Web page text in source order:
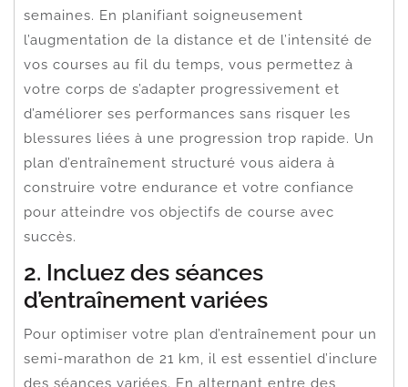
semaines. En planifiant soigneusement
l’augmentation de la distance et de l’intensité de
vos courses au fil du temps, vous permettez à
votre corps de s’adapter progressivement et
d’améliorer ses performances sans risquer les
blessures liées à une progression trop rapide. Un
plan d’entraînement structuré vous aidera à
construire votre endurance et votre confiance
pour atteindre vos objectifs de course avec
succès.
2. Incluez des séances
d’entraînement variées
Pour optimiser votre plan d’entraînement pour un
semi-marathon de 21 km, il est essentiel d’inclure
des séances variées. En alternant entre des